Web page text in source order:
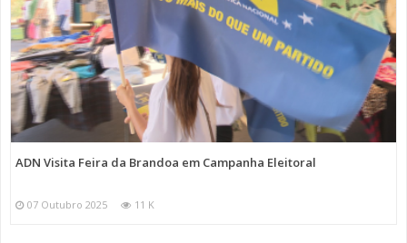
ADN Visita Feira da Brandoa em Campanha Eleitoral
07 Outubro 2025 11 K